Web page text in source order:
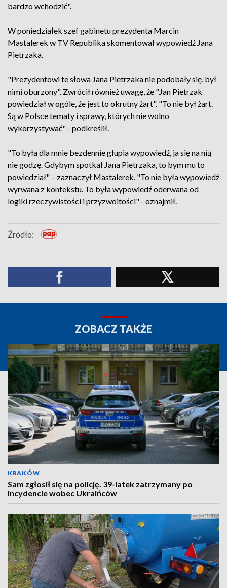
bardzo wchodzić".
W poniedziałek szef gabinetu prezydenta Marcin
Mastalerek w TV Republika skomentował wypowiedź Jana
Pietrzaka.
"Prezydentowi te słowa Jana Pietrzaka nie podobały się, był
nimi oburzony". Zwrócił również uwagę, że "Jan Pietrzak
powiedział w ogóle, że jest to okrutny żart". "To nie był żart.
Są w Polsce tematy i sprawy, których nie wolno
wykorzystywać" - podkreślił.
"To była dla mnie bezdennie głupia wypowiedź, ja się na nią
nie godzę. Gdybym spotkał Jana Pietrzaka, to bym mu to
powiedział" – zaznaczył Mastalerek. "To nie była wypowiedź
wyrwana z kontekstu. To była wypowiedź oderwana od
logiki rzeczywistości i przyzwoitości" - oznajmił.
Źródło:
ZOBACZ TAKŻE
KRAKÓW
Sam zgłosił się na policję. 39-latek zatrzymany po
incydencie wobec Ukraińców